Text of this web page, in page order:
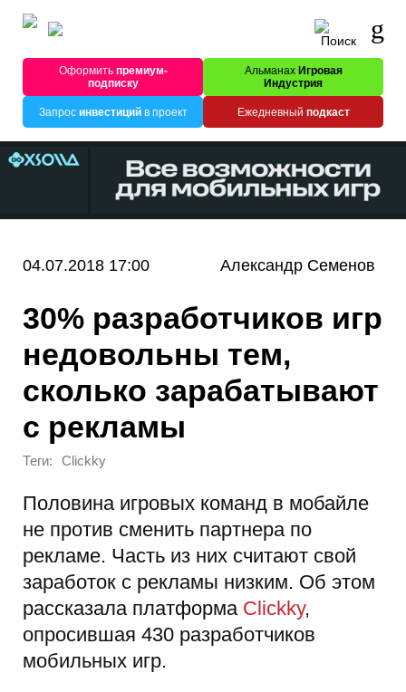
Оформитьпремиум-
подписку
Альманах Игровая
Индустрия
Запрос инвестицийв проект Ежедневный подкаст
04.07.2018 17:00 Александр Семенов
30% разработчиков игр
недовольны тем,
сколько зарабатывают
с рекламы
Теги: Clickky
Половина игровых команд в мобайле
не против сменить партнера по
рекламе. Часть из них считают свой
заработок с рекламы низким. Об этом
рассказала платформа Clickky,
опросившая 430 разработчиков
мобильных игр.